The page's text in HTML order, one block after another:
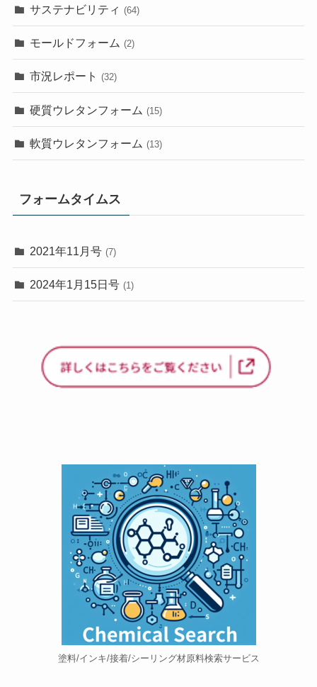
サステナビリティ (64)
モールドフォーム (2)
市況レポート (32)
硬質ウレタンフォーム (15)
軟質ウレタンフォーム (13)
フォームタイムス
2021年11月号 (7)
2024年1月15日号 (1)
塗料/インキ/接着/シーリング材原料検索サービス